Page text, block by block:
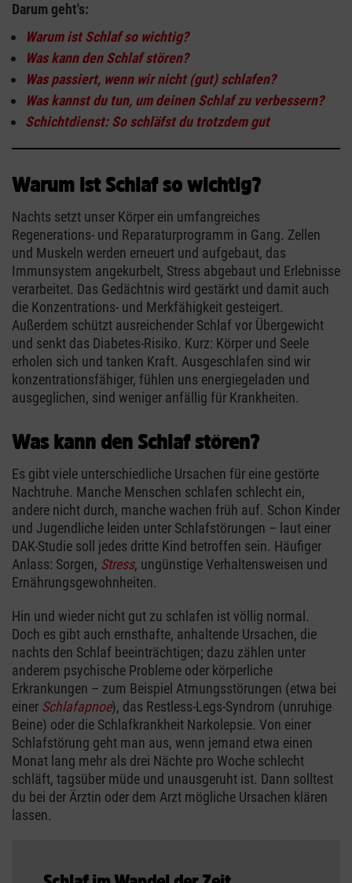
Darum geht's:
Warum ist Schlaf so wichtig?
Was kann den Schlaf stören?
Was passiert, wenn wir nicht (gut) schlafen?
Was kannst du tun, um deinen Schlaf zu verbessern?
Schichtdienst: So schläfst du trotzdem gut
Warum ist Schlaf so wichtig?
Nachts setzt unser Körper ein umfangreiches
Regenerations- und Reparaturprogramm in Gang. Zellen
und Muskeln werden erneuert und aufgebaut, das
Immunsystem angekurbelt, Stress abgebaut und Erlebnisse
verarbeitet. Das Gedächtnis wird gestärkt und damit auch
die Konzentrations- und Merkfähigkeit gesteigert.
Außerdem schützt ausreichender Schlaf vor Übergewicht
und senkt das Diabetes-Risiko. Kurz: Körper und Seele
erholen sich und tanken Kraft. Ausgeschlafen sind wir
konzentrationsfähiger, fühlen uns energiegeladen und
ausgeglichen, sind weniger anfällig für Krankheiten.
Was kann den Schlaf stören?
Es gibt viele unterschiedliche Ursachen für eine gestörte
Nachtruhe. Manche Menschen schlafen schlecht ein,
andere nicht durch, manche wachen früh auf. Schon Kinder
und Jugendliche leiden unter Schlafstörungen – laut einer
DAK-Studie soll jedes dritte Kind betroffen sein. Häufiger
Anlass: Sorgen, Stress, ungünstige Verhaltensweisen und
Ernährungsgewohnheiten.
Hin und wieder nicht gut zu schlafen ist völlig normal.
Doch es gibt auch ernsthafte, anhaltende Ursachen, die
nachts den Schlaf beeinträchtigen; dazu zählen unter
anderem psychische Probleme oder körperliche
Erkrankungen – zum Beispiel Atmungsstörungen (etwa bei
einer Schlafapnoe), das Restless-Legs-Syndrom (unruhige
Beine) oder die Schlafkrankheit Narkolepsie. Von einer
Schlafstörung geht man aus, wenn jemand etwa einen
Monat lang mehr als drei Nächte pro Woche schlecht
schläft, tagsüber müde und unausgeruht ist. Dann solltest
du bei der Ärztin oder dem Arzt mögliche Ursachen klären
lassen.